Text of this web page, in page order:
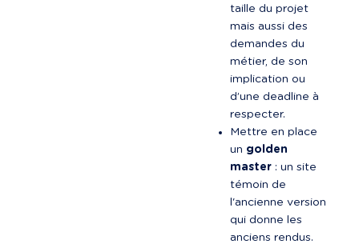
taille du projet
mais aussi des
demandes du
métier, de son
implication ou
d’une deadline à
respecter.
Mettre en place
un golden
master : un site
témoin de
l'ancienne version
qui donne les
anciens rendus.